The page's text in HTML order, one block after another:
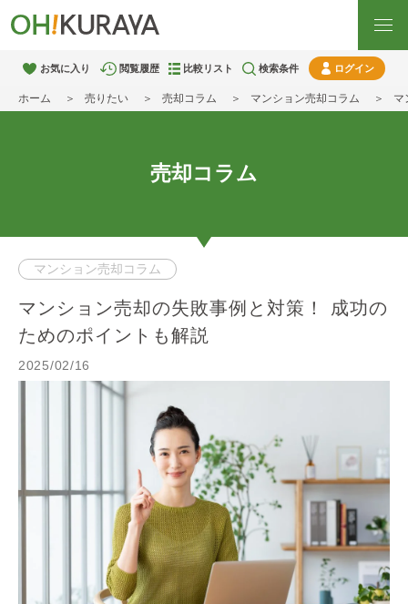
お気に入り 閲覧履歴 比較リスト 検索条件 ログイン
ホーム 売りたい 売却コラム マンション売却コラム マ
売却コラム
マンション売却コラム
マンション売却の失敗事例と対策！ 成功の
ためのポイントも解説
2025/02/16